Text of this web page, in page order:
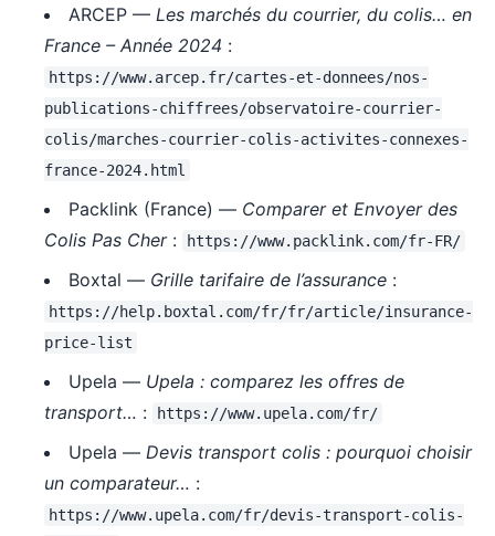
ARCEP — Les marchés du courrier, du colis… en
France – Année 2024 :
https://www.arcep.fr/cartes-et-donnees/nos-
publications-chiffrees/observatoire-courrier-
colis/marches-courrier-colis-activites-connexes-
france-2024.html
Packlink (France) — Comparer et Envoyer des
Colis Pas Cher: https://www.packlink.com/fr-FR/
Boxtal — Grille tarifaire de l’assurance :
https://help.boxtal.com/fr/fr/article/insurance-
price-list
Upela — Upela : comparez les offres de
transport… : https://www.upela.com/fr/
Upela — Devis transport colis : pourquoi choisir
un comparateur… :
https://www.upela.com/fr/devis-transport-colis-